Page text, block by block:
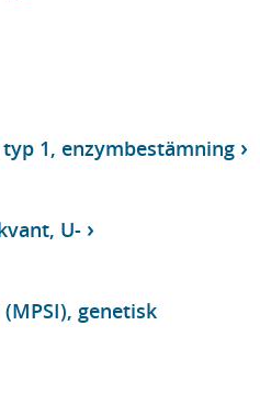
1, enzymbestämning
U-
genetisk